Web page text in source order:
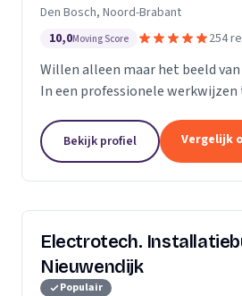
Den Bosch, Noord-Brabant
10,0Moving Score 254
Willen alleen maar het beeld
In een professionele
toekomst.
Bekijk profiel Vergelijk
Electrotech.
Nieuwendijk
Populair